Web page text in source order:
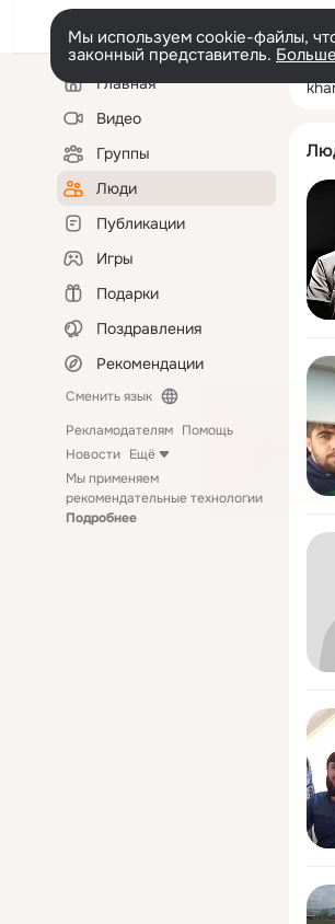
Мы используем cookie-файлы,
законный представитель.
Левая
колонкаГлавная
Видео
Группы
Люди
Публикации
Игры
Подарки
Поздравления
Рекомендации
Сменить язык
Рекламодателям Помощь
Новости Ещё
Мы применяем
рекомендательные технологии
Подробнее